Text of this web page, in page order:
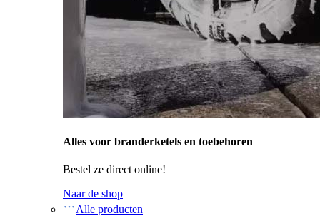
Alles voor branderketels en toebehoren
Bestel ze direct online!
Naar de shop
Alle producten